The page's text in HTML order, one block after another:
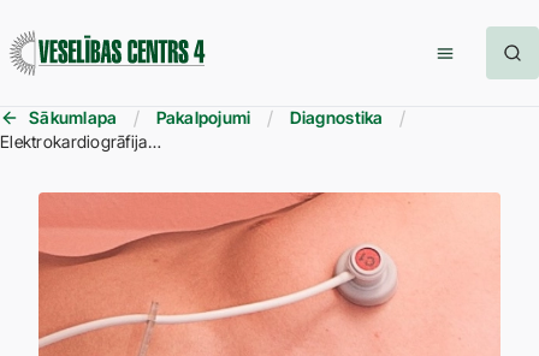
Sākumlapa Pakalpojumi
Diagnostika
Elektrokardiogrāfija (EKG) bērniem